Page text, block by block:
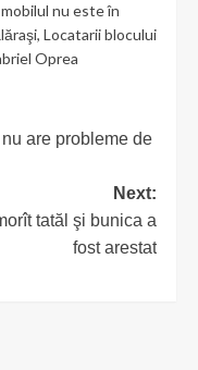
nu este în
, Locatarii blocului
Oprea
are probleme de
Next:
tatăl şi bunica a
fost arestat